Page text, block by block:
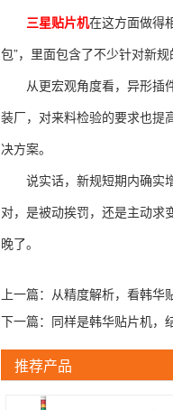
三星贴片机在这方面做得
包”，里面包含了不少针对新
从更宏观角度看，异形插
装厂，对来料检验的要求也提
决方案。
说实话，新规短期内确实
对，是被动挨罚，还是主动求
晚了。
上一篇： 从精度解析，看韩华
下一篇： 同样是韩华贴片机，
推荐产品